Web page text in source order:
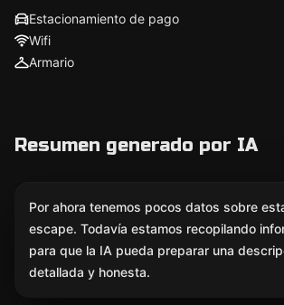
Estacionamiento de pago
Wifi
Armario
Resumen generado por IA
Por ahora tenemos pocos datos sobre
escape. Todavía estamos recopilando
para que la IA pueda preparar una
detallada y honesta.